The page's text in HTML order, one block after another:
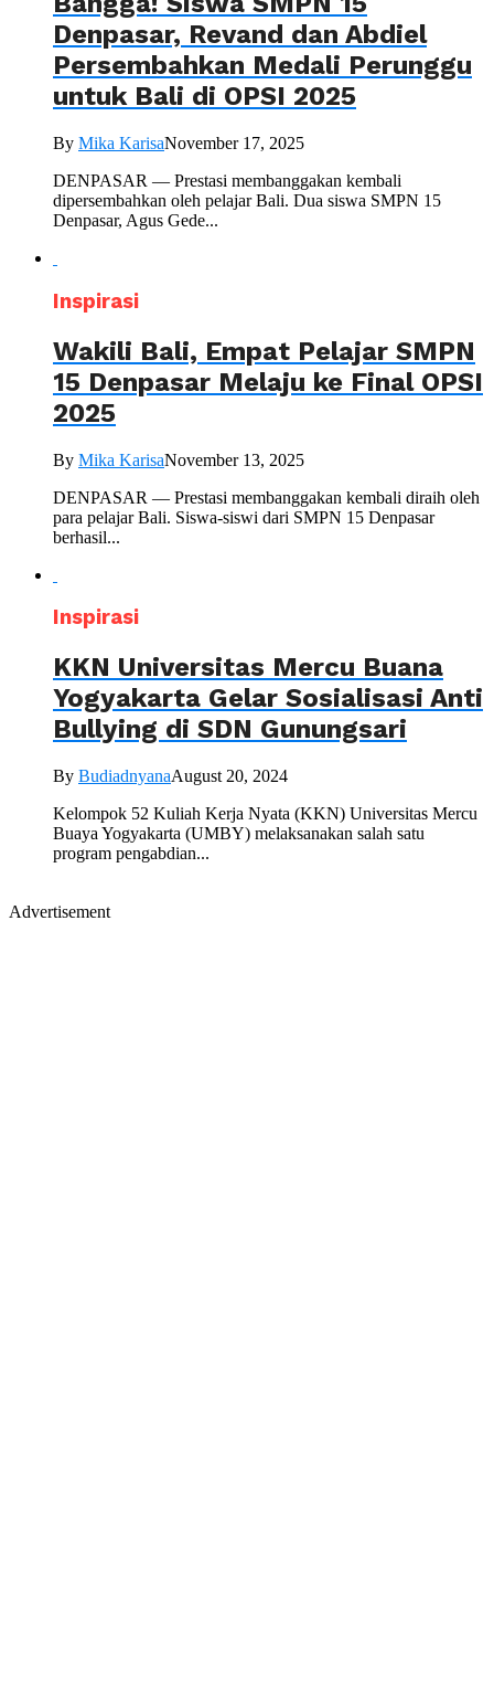
Denpasar, Revand dan Abdiel
Persembahkan Medali Perunggu
untuk Bali di OPSI 2025
By Mika KarisaNovember 17, 2025
DENPASAR — Prestasi membanggakan kembali
dipersembahkan oleh pelajar Bali. Dua siswa SMPN 15
Denpasar, Agus Gede...
Inspirasi
Wakili Bali, Empat Pelajar SMPN
15 Denpasar Melaju ke Final OPSI
2025
By Mika KarisaNovember 13, 2025
DENPASAR — Prestasi membanggakan kembali diraih oleh
para pelajar Bali. Siswa-siswi dari SMPN 15 Denpasar
berhasil...
Inspirasi
KKN Universitas Mercu Buana
Yogyakarta Gelar Sosialisasi Anti
Bullying di SDN Gunungsari
By BudiadnyanaAugust 20, 2024
Kelompok 52 Kuliah Kerja Nyata (KKN) Universitas Mercu
Buaya Yogyakarta (UMBY) melaksanakan salah satu
program pengabdian...
Advertisement